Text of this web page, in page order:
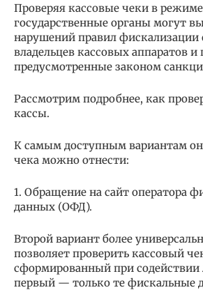
Проверяя кассовые чеки в
государственные органы могут
нарушений правил фискализации
владельцев кассовых аппаратов
предусмотренные законом
Рассмотрим подробнее, как
кассы.
К самым доступным вариантам
чека можно отнести:
1. Обращение на сайт оператора
данных (ОФД).
Второй вариант более
позволяет проверить кассовый
сформированный при
первый — только те фискальные